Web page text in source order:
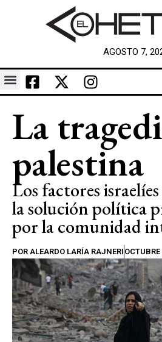
AGOSTO 7,
La
palestina
Los factores
la solución política
por la comunidad
POR ALEARDO LARÍA RAJNERI